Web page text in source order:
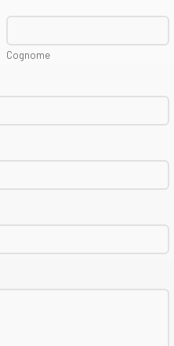
Cognome